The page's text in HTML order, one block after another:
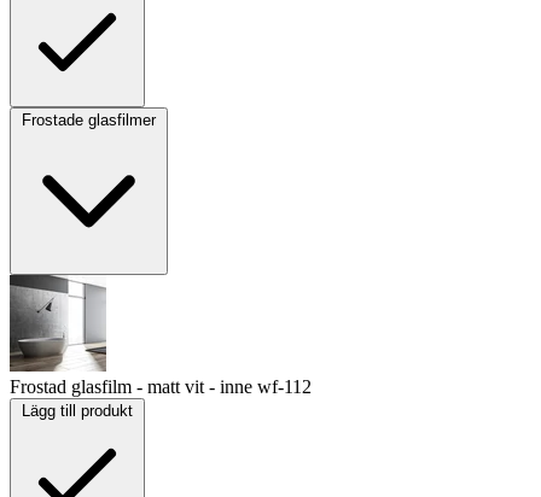
Frostade glasfilmer
Frostad glasfilm - matt vit - inne wf-112
Lägg till produkt